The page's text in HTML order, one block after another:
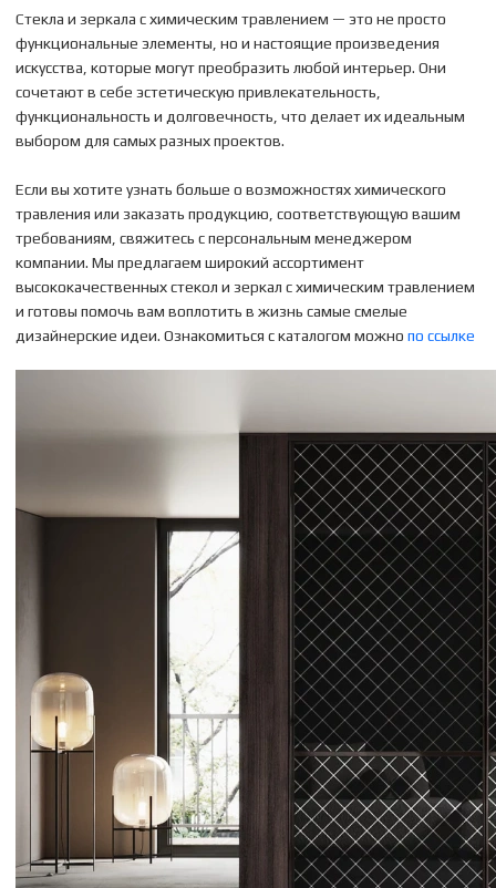
Стекла и зеркала с химическим травлением — это не просто
функциональные элементы, но и настоящие произведения
искусства, которые могут преобразить любой интерьер. Они
сочетают в себе эстетическую привлекательность,
функциональность и долговечность, что делает их идеальным
выбором для самых разных проектов.
Если вы хотите узнать больше о возможностях химического
травления или заказать продукцию, соответствующую вашим
требованиям, свяжитесь с персональным менеджером
компании. Мы предлагаем широкий ассортимент
высококачественных стекол и зеркал с химическим травлением
и готовы помочь вам воплотить в жизнь самые смелые
дизайнерские идеи. Ознакомиться с каталогом можно по ссылке